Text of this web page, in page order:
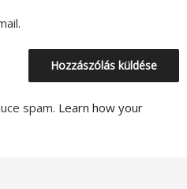
spam. Learn how your